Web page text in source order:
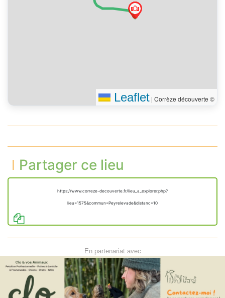
Leaflet | Corrèze découverte ©
Partager ce lieu
https://www.correze-decouverte.fr/lieu_a_explorer.php?
lieu=1575&commun=Peyrelevade&distanc=10
En partenariat avec